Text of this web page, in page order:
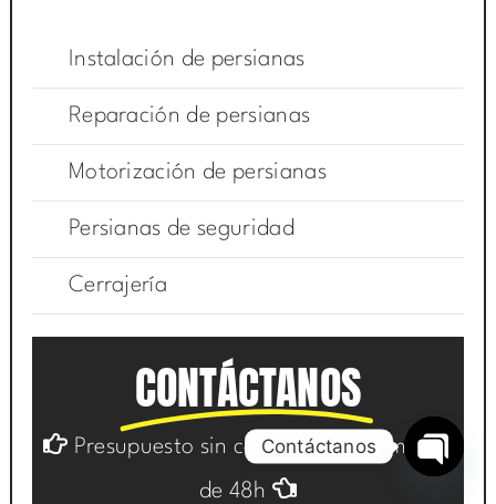
Instalación de persianas
Reparación de persianas
Motorización de persianas
Persianas de seguridad
Cerrajería
CONTÁCTANOS
Presupuesto sin compromiso en menos
de 48h
Contáctanos